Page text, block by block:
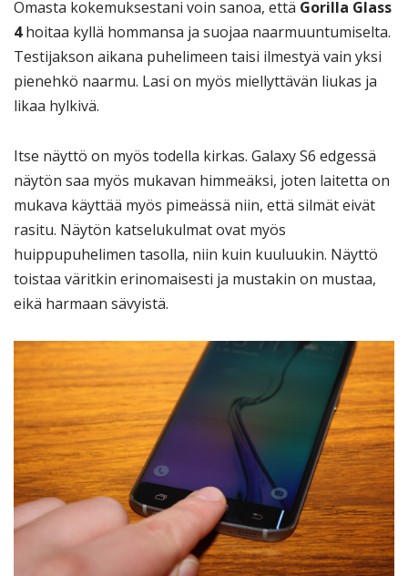
Omasta kokemuksestani voin sanoa, että Gorilla Glass
4hoitaa kyllä hommansa ja suojaa naarmuuntumiselta.
Testijakson aikana puhelimeen taisi ilmestyä vain yksi
pienehkö naarmu. Lasi on myös miellyttävän liukas ja
likaa hylkivä.
Itse näyttö on myös todella kirkas. Galaxy S6 edgessä
näytön saa myös mukavan himmeäksi, joten laitetta on
mukava käyttää myös pimeässä niin, että silmät eivät
rasitu. Näytön katselukulmat ovat myös
huippupuhelimen tasolla, niin kuin kuuluukin. Näyttö
toistaa väritkin erinomaisesti ja mustakin on mustaa,
eikä harmaan sävyistä.